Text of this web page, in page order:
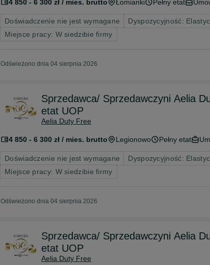
4 850 - 6 300 zł / mies. brutto Łomianki Pełny etat
Doświadczenie nie jest wymagane
Dyspozycyjność:
Miejsce pracy: W siedzibie firmy
Odświeżono dnia 04 sierpnia 2026
Sprzedawca/ Sprzedawczyni Aelia
etat UOP
Aelia Duty Free
4 850 - 6 300 zł / mies. brutto Legionowo Pełny etat
Doświadczenie nie jest wymagane
Dyspozycyjność:
Miejsce pracy: W siedzibie firmy
Odświeżono dnia 04 sierpnia 2026
Sprzedawca/ Sprzedawczyni Aelia
etat UOP
Aelia Duty Free